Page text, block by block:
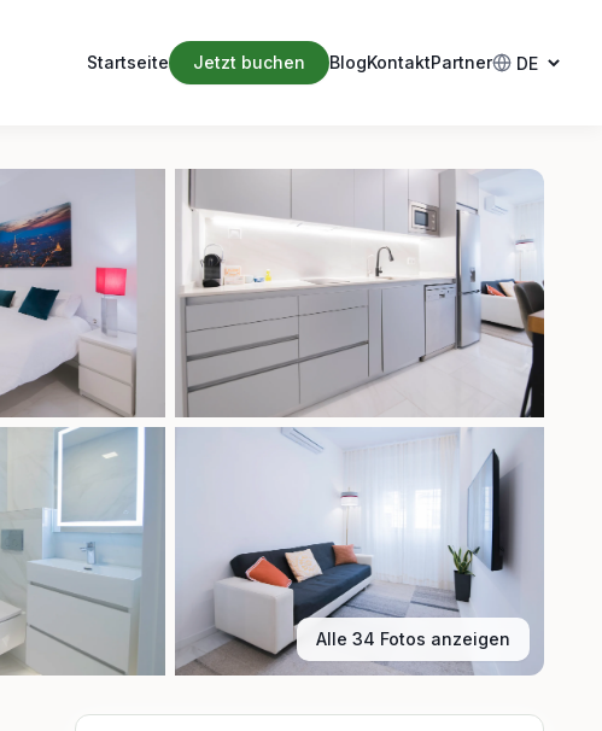
Startseite Jetzt buchen BlogKontaktPartner
Alle 34 Fotos anzeigen